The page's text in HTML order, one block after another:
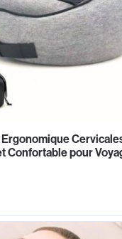
Confortable pour